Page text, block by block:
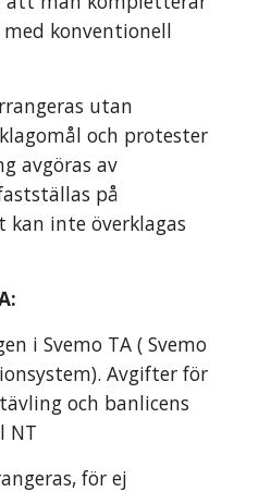
konventionell
utan
och protester
avgöras av
på
inte överklagas
i Svemo TA ( Svemo
Avgifter för
och banlicens
NT
för ej